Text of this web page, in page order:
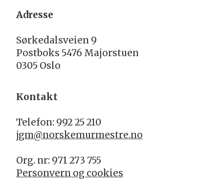
Adresse
Sørkedalsveien 9
Postboks 5476 Majorstuen
0305 Oslo
Kontakt
Telefon: 992 25 210
jgm@norskemurmestre.no
Org. nr: 971 273 755
Personvern og cookies